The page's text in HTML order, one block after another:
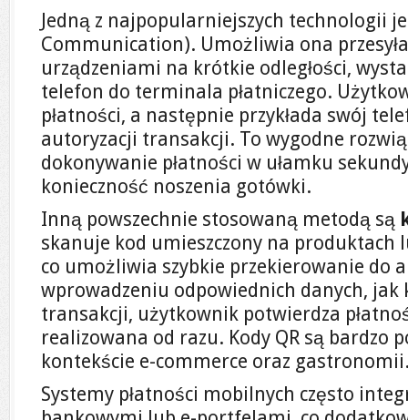
Jedną z najpopularniejszych technologii
Communication). Umożliwia ona
urządzeniami na krótkie odległości,
telefon do terminala płatniczego.
płatności, a następnie przykłada swój
autoryzacji transakcji. To wygodne
dokonywanie płatności w ułamku
konieczność noszenia gotówki.
Inną powszechnie stosowaną metodą są
skanuje kod umieszczony na produktach
co umożliwia szybkie przekierowanie do
wprowadzeniu odpowiednich danych,
transakcji, użytkownik potwierdza
realizowana od razu. Kody QR są bardzo
kontekście e-commerce oraz
Systemy płatności mobilnych często